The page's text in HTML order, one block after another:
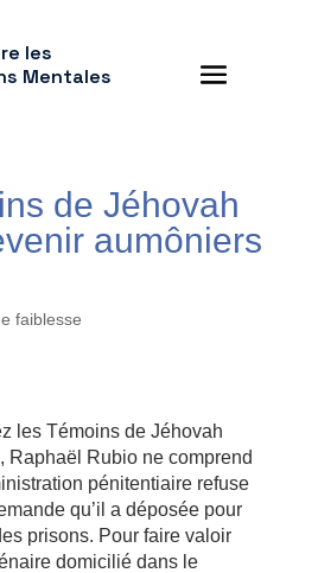
les
Mentales
de Jéhovah
aumôniers
faiblesse
les Témoins de Jéhovah
Raphaël Rubio ne comprend
pénitentiaire refuse
qu’il a déposée pour
prisons. Pour faire valoir
domicilié dans le